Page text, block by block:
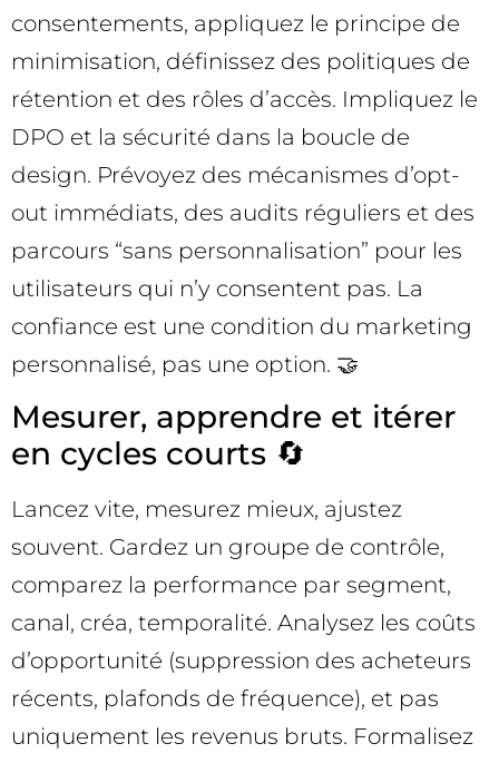
consentements, appliquez le principe de
minimisation, définissez des politiques de
rétention et des rôles d’accès. Impliquez le
DPO et la sécurité dans la boucle de
design. Prévoyez des mécanismes d’opt-
out immédiats, des audits réguliers et des
parcours “sans personnalisation” pour les
utilisateurs qui n’y consentent pas. La
confiance est une condition du marketing
personnalisé, pas une option. 🤝
Mesurer, apprendre et itérer
en cycles courts 🔄
Lancez vite, mesurez mieux, ajustez
souvent. Gardez un groupe de contrôle,
comparez la performance par segment,
canal, créa, temporalité. Analysez les coûts
d’opportunité (suppression des acheteurs
récents, plafonds de fréquence), et pas
uniquement les revenus bruts. Formalisez